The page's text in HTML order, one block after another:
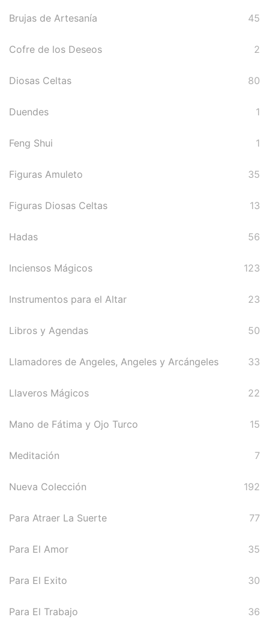
Energías
Péndulos, Runas y
Cartas de Tarot
Pulseras Mágicas
Reiki, Minerales Y
Chakras
Shungit
Signos del Zodiaco
Brujas de Artesanía 45
Cofre de los Deseos 2
Diosas Celtas 80
Duendes 1
Feng Shui 1
Figuras Amuleto 35
Figuras Diosas Celtas 13
Hadas 56
Inciensos Mágicos 123
Instrumentos para el Altar 23
Libros y Agendas 50
Llamadores de Angeles, Angeles y Arcángeles 33
Llaveros Mágicos 22
Mano de Fátima y Ojo Turco 15
Meditación 7
Nueva Colección 192
Para Atraer La Suerte 77
Para El Amor 35
Para El Exito 30
Para El Trabajo 36